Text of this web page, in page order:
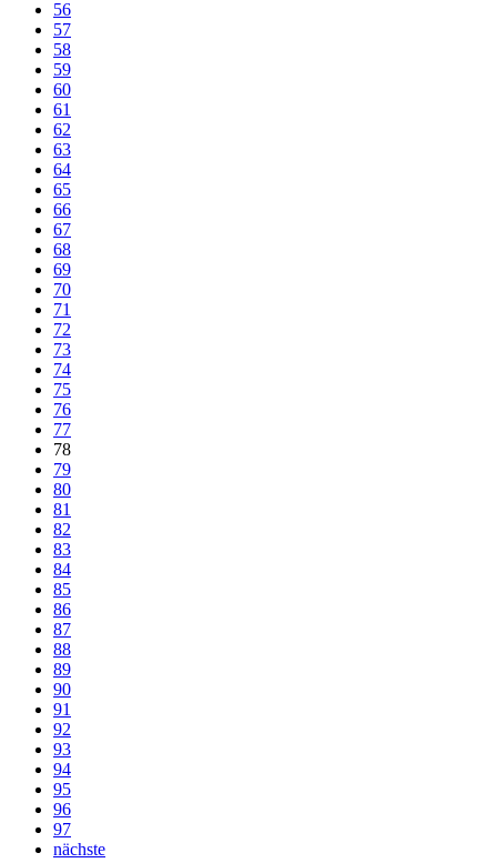
56
57
58
59
60
61
62
63
64
65
66
67
68
69
70
71
72
73
74
75
76
77
78
79
80
81
82
83
84
85
86
87
88
89
90
91
92
93
94
95
96
97
nächste